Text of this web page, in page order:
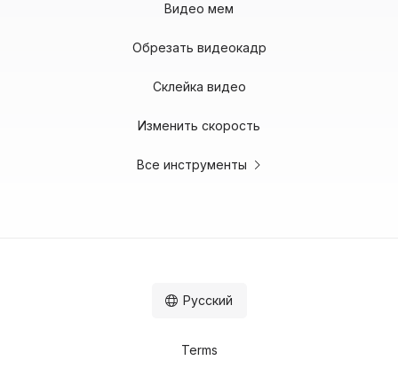
Видео мем
Обрезать видеокадр
Склейка видео
Изменить скорость
Все инструменты
Terms
Русский